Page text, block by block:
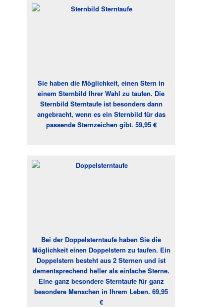
Sie haben die Möglichkeit, einen Stern in
einem Sternbild Ihrer Wahl zu taufen. Die
Sternbild Sterntaufe ist besonders dann
angebracht, wenn es ein Sternbild für das
passende Sternzeichen gibt. 59,95 €
Bei der Doppelsterntaufe haben Sie die
Möglichkeit einen Doppelstern zu taufen. Ein
Doppelstern besteht aus 2 Sternen und ist
dementsprechend heller als einfache Sterne.
Eine ganz besondere Sterntaufe für ganz
besondere Menschen in Ihrem Leben. 69,95
€